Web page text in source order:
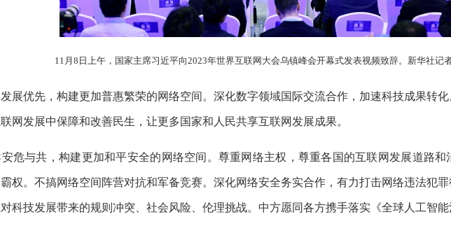
11月8日上午，国家主席习近平向2023年世界互联网大会乌镇峰会开幕式发表视频致辞。新华社记
优先，构建更加普惠繁荣的网络空间。深化数字领域国际交流合作，加速科技成果转化
网发展中保障和改善民生，让更多国家和人民共享互联网发展成果。
与共，构建更加和平安全的网络空间。尊重网络主权，尊重各国的互联网发展道路和
权。不搞网络空间阵营对抗和军备竞赛。深化网络安全务实合作，有力打击网络违法犯
科技发展带来的规则冲突、社会风险、伦理挑战。中方愿同各方携手落实《全球人工智